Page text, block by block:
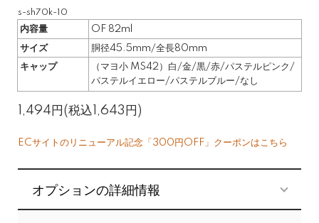
s-sh70k-10
内容量
OF 82ml
サイズ
胴径45.5mm/全長80mm
キャップ
（マヨ小 MS42）白/金/黒/赤/パステルピンク/
パステルイエロー/パステルブルー/なし
1,494円(税込1,643円)
ECサイトのリニューアル記念「300円OFF」クーポンはこちら
オプションの詳細情報